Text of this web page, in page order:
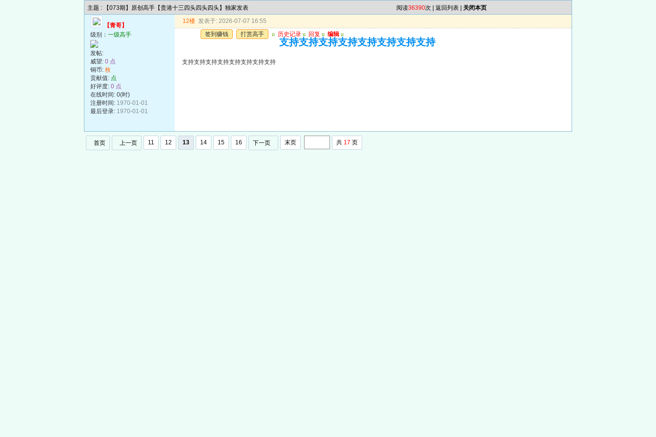
主题 : 【073期】原创高手【贵港十三四头四头四头】独家发表 阅读36390次 | 返回列表 关闭本页
【青哥】
级别： 一级高手
发帖:
威望: 0 点
铜币: 枚
贡献值: 点
好评度: 0 点
在线时间: 0(时)
注册时间: 1970-01-01
最后登录: 1970-01-01
12楼 发表于: 2026-07-07 16:55
签到赚钱
打赏高手 u 历史记录 u 回复 u 编辑 u
支持支持支持支持支持支持支持支持
支持支持支持支持支持支持支持支持
首页 上一页 11 12 13 14 15 16 下一页 末页 共 17 页